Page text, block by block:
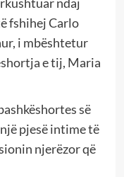
fshihej Carlo
i mbështetur
e tij, Maria
së
pjesë intime të
njerëzor që